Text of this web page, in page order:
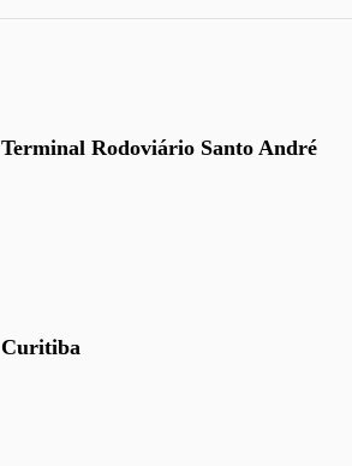
Terminal Rodoviário Santo André
Curitiba